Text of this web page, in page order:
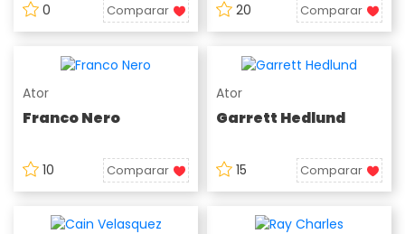
0 Comparar 20 Comparar
Ator
Franco Nero
10 Comparar
Ator
Garrett Hedlund
15 Comparar